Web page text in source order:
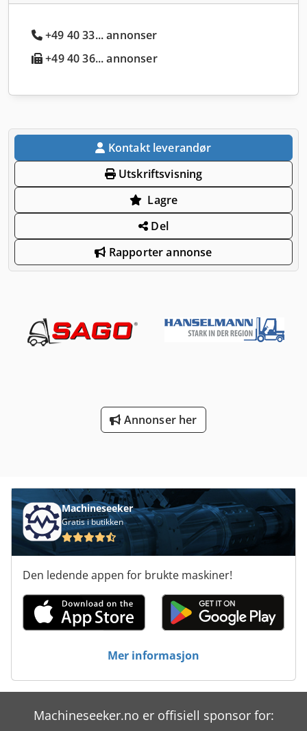
+49 40 33... annonser
+49 40 36... annonser
Kontakt leverandør
Utskriftsvisning
Lagre
Del
Rapporter annonse
Annonser her
Machineseeker
Gratis i butikken
Den ledende appen for brukte maskiner!
Mer informasjon
Machineseeker.no er offisiell sponsor for: